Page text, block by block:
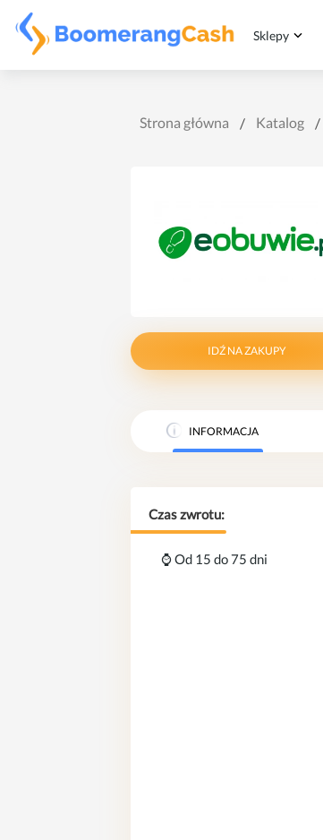
Sklepy
Strona główna Katalog
IDŹ NA ZAKUPY
INFORMACJA
Czas zwrotu:
⌚️ Od 15 do 75 dni